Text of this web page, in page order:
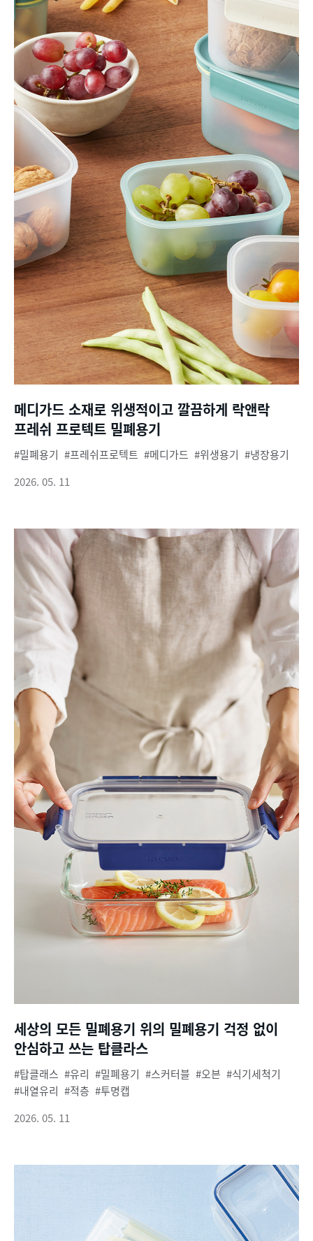
메디가드 소재로 위생적이고 깔끔하게 락앤락
프레쉬 프로텍트 밀폐용기
밀폐용기 프레쉬프로텍트 메디가드 위생용기
냉장용기
2026. 05. 11
세상의 모든 밀폐용기 위의 밀폐용기 걱정 없이
안심하고 쓰는 탑클라스
탑클래스 유리 밀폐용기 스커터블 오븐
식기세척기
내열유리
적층
투명캡
2026. 05. 11